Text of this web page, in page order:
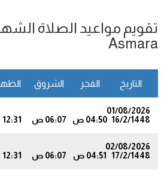
تقويم مواعيد الصلاة
Asmara
التاريخ الفجر الشروق
01/08/2026
16/2/1448 04:50 ص 06:07 ص 12:31 م
02/08/2026
17/2/1448
04:51 ص 06:07 ص 12:31 م